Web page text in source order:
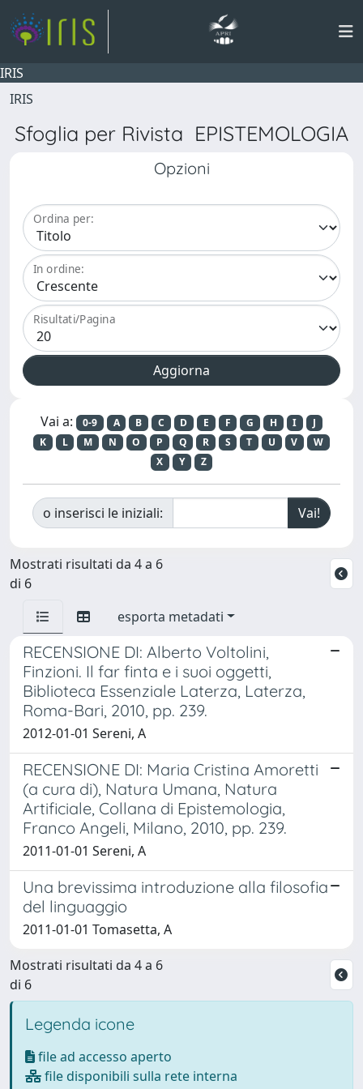
IRIS
IRIS
Sfoglia per Rivista EPISTEMOLOGIA
Opzioni
Ordina per:
In ordine:
Risultati/Pagina
Vai a: 0-9 A B C D E F G H I
J
K
L M N O P Q R S T U V
W
X
Y Z
o inserisci le iniziali:
Mostrati risultati da 4 a 6
di 6
esporta metadati
RECENSIONE DI: Alberto Voltolini,
Finzioni. Il far finta e i suoi oggetti,
Biblioteca Essenziale Laterza, Laterza,
Roma-Bari, 2010, pp. 239.
2012-01-01 Sereni, A
RECENSIONE DI: Maria Cristina Amoretti
(a cura di), Natura Umana, Natura
Artificiale, Collana di Epistemologia,
Franco Angeli, Milano, 2010, pp. 239.
2011-01-01 Sereni, A
Una brevissima introduzione alla filosofia
del linguaggio
2011-01-01 Tomasetta, A
Mostrati risultati da 4 a 6
di 6
Legenda icone
file ad accesso aperto
file disponibili sulla rete interna